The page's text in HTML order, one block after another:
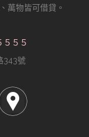
萬物皆可借貸。
５５５
343號